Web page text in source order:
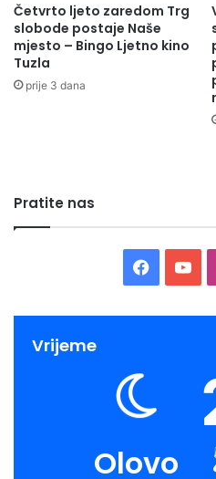
Četvrto ljeto zaredom Trg
slobode postaje Naše
mjesto – Bingo Ljetno kino
Tuzla
prije 3 dana
Pratite nas
Vrijeme
Olovo